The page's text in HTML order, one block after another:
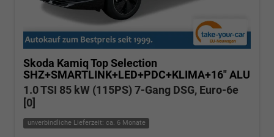
Skoda KamiqTop Selection
SHZ+SMARTLINK+LED+PDC+KLIMA+16" ALU
1.0 TSI 85 kW (115PS) 7-Gang DSG, Euro-6e
[0]
unverbindliche Lieferzeit: ca. 6 Monate